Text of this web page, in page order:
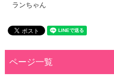
ランちゃん